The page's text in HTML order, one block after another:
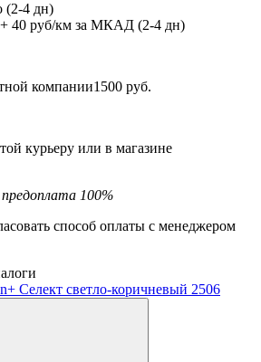
(2-4 дн)
40 руб/км за МКАД (2-4 дн)
компании1500 руб.
курьеру или в магазине
100%
способ оплаты с менеджером